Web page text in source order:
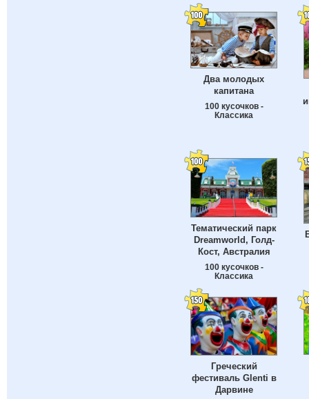
Два молодых
капитана
100 кусочков -
Классика
Тематический парк
Dreamworld, Голд-
Кост, Австралия
100 кусочков -
Классика
Греческий
фестиваль Glenti в
Дарвине